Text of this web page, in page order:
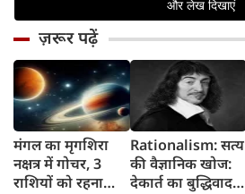
ज़रूर पढ़ें
मंगल का मृगशिरा
नक्षत्र में गोचर, 3
राशियों को रहना
Rationalism: सत्य
की वैज्ञानिक खोज:
देकार्त का बुद्धिवाद